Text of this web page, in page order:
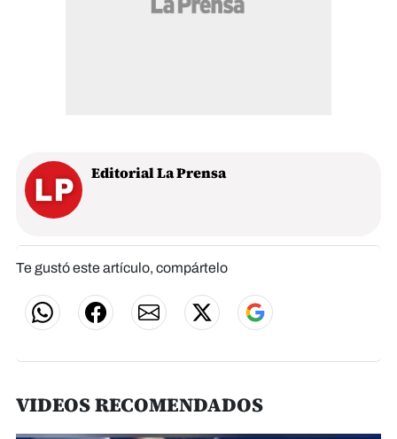
Editorial La Prensa
Te gustó este artículo, compártelo
VIDEOS RECOMENDADOS